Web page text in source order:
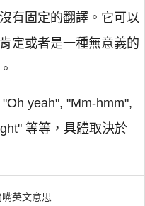
有固定的翻譯。它可以
定或者是一種無意義的
yeah", "Mm-hmm",
等等，具體取決於
嘴英文意思